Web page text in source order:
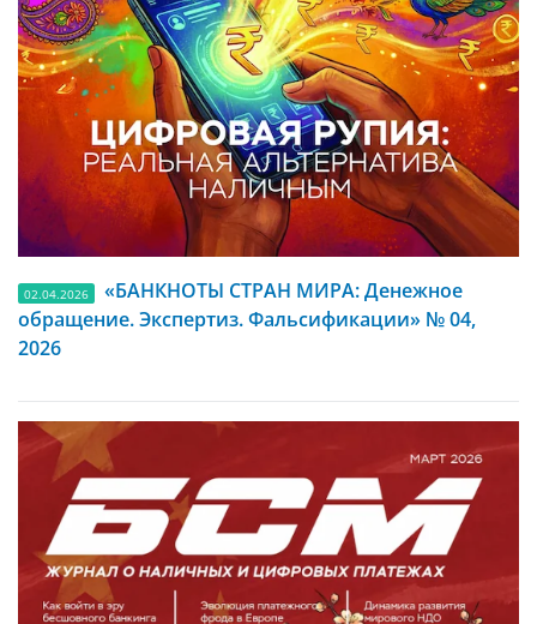
02.04.2026
«БАНКНОТЫ СТРАН МИРА: Денежное
обращение. Экспертиз. Фальсификации» № 04,
2026